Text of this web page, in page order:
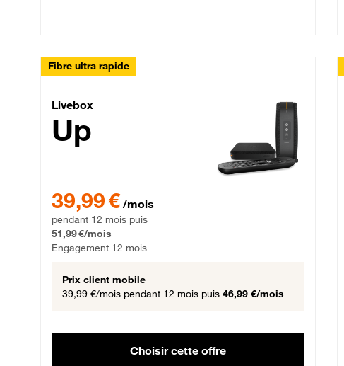
Fibre ultra rapide
Livebox Up Fibre
Livebox
Up
39,99 € /mois
pendant 12 mois puis
51,99 €/mois
Engagement 12 mois
Prix client mobile
39,99 €/mois pendant 12 mois puis 46,99 €/mois
Choisir cette offre